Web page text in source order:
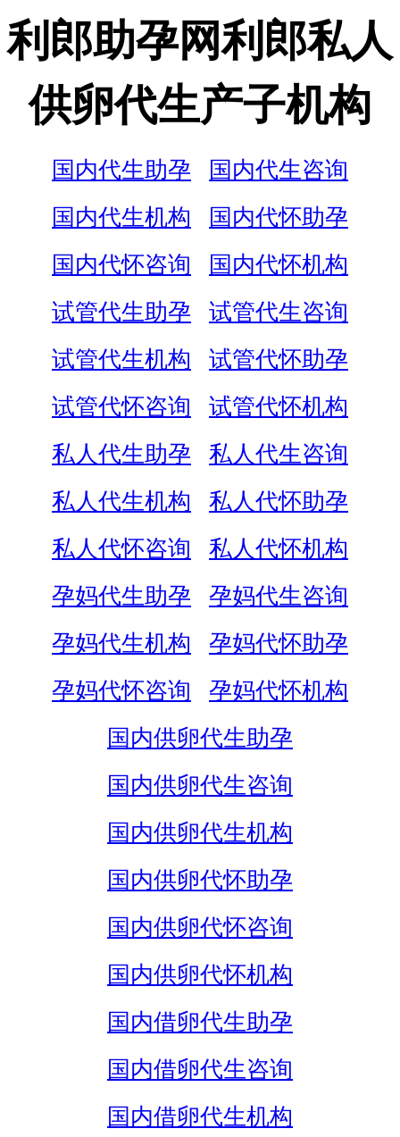
利郎助孕网利郎私人
供卵代生产子机构
国内代生助孕
国内代生咨询
国内代生机构
国内代怀助孕
国内代怀咨询
国内代怀机构
试管代生助孕
试管代生咨询
试管代生机构
试管代怀助孕
试管代怀咨询
试管代怀机构
私人代生助孕
私人代生咨询
私人代生机构
私人代怀助孕
私人代怀咨询
私人代怀机构
孕妈代生助孕
孕妈代生咨询
孕妈代生机构
孕妈代怀助孕
孕妈代怀咨询
孕妈代怀机构
国内供卵代生助孕
国内供卵代生咨询
国内供卵代生机构
国内供卵代怀助孕
国内供卵代怀咨询
国内供卵代怀机构
国内借卵代生助孕
国内借卵代生咨询
国内借卵代生机构